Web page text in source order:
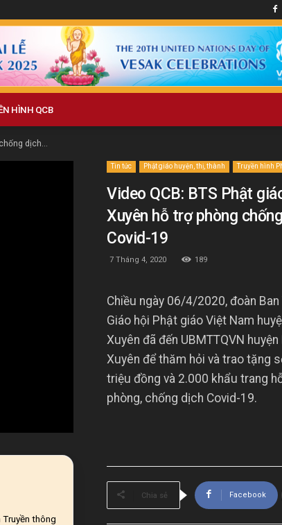
HÌNH QCB
dịch...
Tin tức Phật giáo huyện, thị, thành Truyền hình
Video QCB: BTS Phật
Xuyên hỗ trợ phòng
Covid-19
7 Tháng 4, 2020 189
Chiều ngày 06/4/2020, đoàn
Giáo hội Phật giáo Việt Nam
Xuyên đã đến UBMTTQVN huyện
Xuyên để thăm hỏi và trao tặng
triệu đồng và 2.000 khẩu trang
phòng, chống dịch Covid-19.
Chia sẻ Facebook
thông